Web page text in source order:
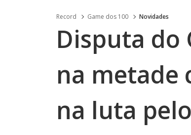
Record Game dos 100 Novidades
Disputa do
na metade
na luta